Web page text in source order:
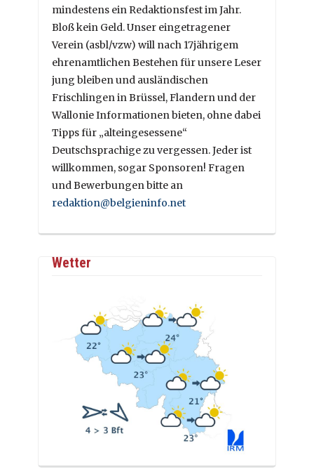
mindestens ein Redaktionsfest im Jahr.
Bloß kein Geld. Unser eingetragener
Verein (asbl/vzw) will nach 17jährigem
ehrenamtlichen Bestehen für unsere Leser
jung bleiben und ausländischen
Frischlingen in Brüssel, Flandern und der
Wallonie Informationen bieten, ohne dabei
Tipps für „alteingesessene“
Deutschsprachige zu vergessen. Jeder ist
willkommen, sogar Sponsoren! Fragen
und Bewerbungen bitte an
redaktion@belgieninfo.net
Wetter